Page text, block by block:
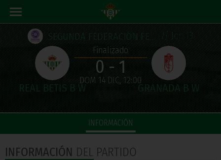
SEGUNDA FEDERACIÓN FEMENINA // Jor. 13
Finalizado
0 - 1
DOM 14 DIC, 12:00
INFORMACIÓN
INFORMACIÓN DEL PARTIDO